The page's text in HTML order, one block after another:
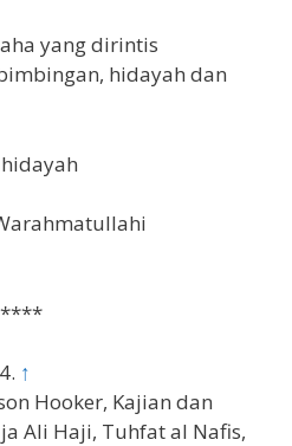
yang dirintis
hidayah dan
↑
Hooker, Kajian dan
Ali Haji, Tuhfat al Nafis,